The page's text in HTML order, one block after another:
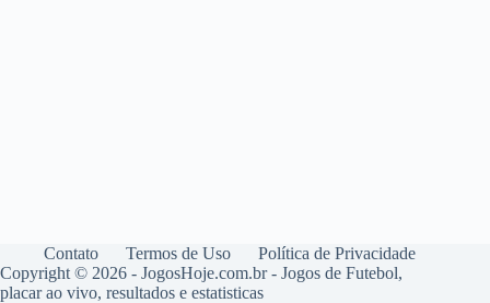
Contato Termos de Uso
Política de Privacidade
Copyright © 2026 - JogosHoje.com.br - Jogos de Futebol,
placar ao vivo, resultados e estatisticas